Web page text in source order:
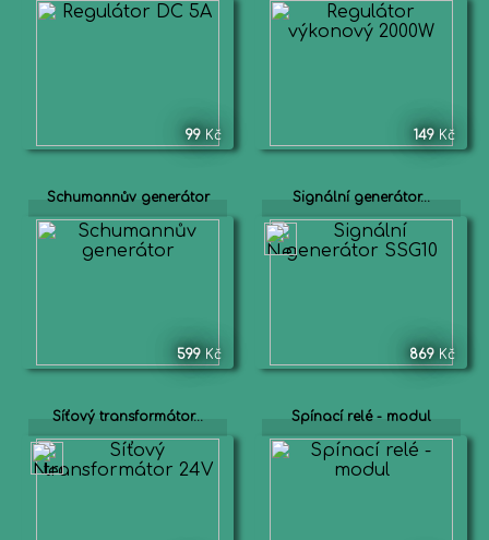
99 Kč 149 Kč
Schumannův generátor
599 Kč
Signální generátor...
869 Kč
Síťový transformátor... Spínací relé - modul